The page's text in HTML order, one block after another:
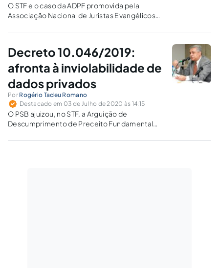
O STF e o caso da ADPF promovida pela
Associação Nacional de Juristas Evangélicos
20/03/2020, do Município de João
Decreto 10.046/2019:
afronta à inviolabilidade de
dados privados
Por Rogério Tadeu Romano
Destacado em 03 de Julho de 2020 às 14:15
O PSB ajuizou, no STF, a Arguição de
Descumprimento de Preceito Fundamental
compartilhamento de dados dos mais de 76